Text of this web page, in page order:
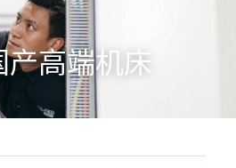
加工中心
工中心
高端机床